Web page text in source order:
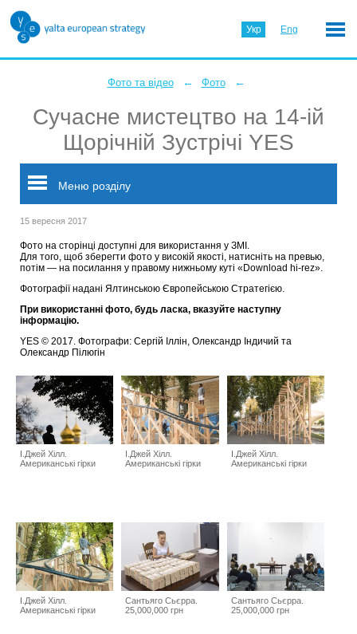
Укр Eng
Фото та відео ← Фото ←
Cучасне мистецтво на 14-ій
Щорічній Зустрічі YES
Меню розділу
15 вересня 2017
Фото на сторінці доступні для використання у ЗМІ.
Для того, щоб зберегти фото у високій якості, натисніть на превью,
потім — на посилання у правому нижньому куті «Download hi-rez».
Фотографії надані Ялтинською Європейською Стратегією.
При використанні фото, будь ласка, вказуйте наступну
інформацію.
YES © 2017. Фотографи: Сергій Іллін, Олександр Індичий та
Олександр Пілюгін
І.Джей Хілл.
Американські гірки
І.Джей Хілл.
Американські гірки
І.Джей Хілл.
Американські гірки
І.Джей Хілл.
Американські гірки
Сантьяго Сьєрра.
25,000,000 грн
Сантьяго Сьєрра.
25,000,000 грн